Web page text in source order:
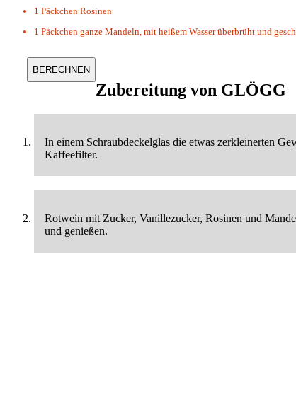
1 Päckchen Rosinen
1 Päckchen ganze Mandeln, mit heißem Wasser überbrüht und
Zubereitung von GLÖGG
In einem Schraubdeckelglas die etwas zerkleinerten
Kaffeefilter.
Rotwein mit Zucker, Vanillezucker, Rosinen und
und genießen.